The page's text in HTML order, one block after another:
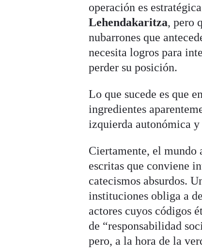
operación es
Lehendakaritza, pero
nubarrones que
necesita logros para
perder su posición.
Lo que sucede es que
ingredientes
izquierda autonómica
Ciertamente, el mundo
escritas que conviene
catecismos absurdos.
instituciones obliga a
actores cuyos códigos
de “responsabilidad
pero, a la hora de la